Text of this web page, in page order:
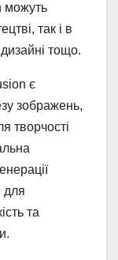
можуть
так і в
тощо.
є
зображень,
творчості
для
та